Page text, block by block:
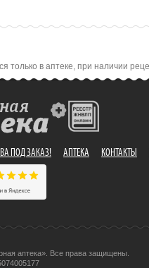
только в аптеке, при наличии
ПОД ЗАКАЗ! АПТЕКА КОНТАКТЫ
аптека». Все права защищены.